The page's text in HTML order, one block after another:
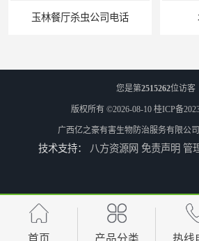
玉林餐厅杀虫公司电话
崇左市扶绥县工厂杀虫
您是第2515262位访客
版权所有 ©2026-08-10 桂ICP备
广西亿之豪有害生物防治服务有限公司
技术支持： 八方资源网 免责声明 管
首页 产品分类 热线